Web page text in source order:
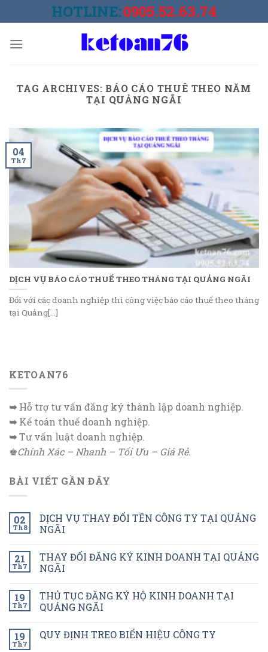
to
HOTLINE:0905.52.63.74
TAG ARCHIVES: BÁO CÁO THUÊ THEO NĂM
TẠI QUẢNG NGÃI
DỊCH VỤ BÁO CÁO THUẾ THEO THÁNG TẠI QUẢNG NGÃI
Đối với các doanh nghiệp thì công việc báo cáo thuế theo tháng
tại Quảng[...]
04
Th7
KETOAN76
➥Hỗ trợ tư vấn đăng ký thành lập doanh nghiệp.
➥Kế toán thuế doanh nghiệp.
➥Tư vấn luật doanh nghiệp.
♚Chính Xác – Nhanh – Tối Ưu – Giá Rẻ.
BÀI VIẾT GẦN ĐÂY
02
Th8
DỊCH VỤ THAY ĐỔI TÊN CÔNG TY TẠI QUẢNG
NGÃI
21
Th7
THAY ĐỔI ĐĂNG KÝ KINH DOANH TẠI QUẢNG
NGÃI
19
Th7
THỦ TỤC ĐĂNG KÝ HỘ KINH DOANH TẠI
QUẢNG NGÃI
19
Th7
QUY ĐỊNH TREO BIỂN HIỆU CÔNG TY